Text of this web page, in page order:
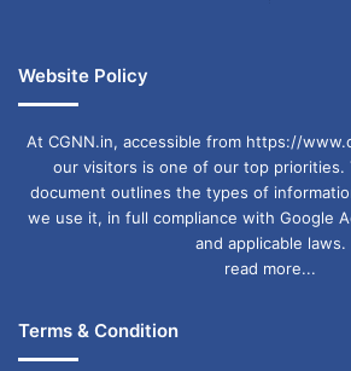
Website Policy
At CGNN.in, accessible from https://
our visitors is one of our top priorities.
document outlines the types of
we use it, in full compliance with Google
and applicable laws.
read more...
Terms & Condition